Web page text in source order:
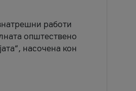
работи
општествено
насочена кон